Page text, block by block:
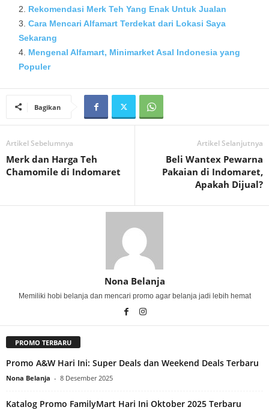
Rekomendasi Merk Teh Yang Enak Untuk Jualan
Cara Mencari Alfamart Terdekat dari Lokasi Saya
Sekarang
Mengenal Alfamart, Minimarket Asal Indonesia yang
Populer
Bagikan
Artikel Sebelumnya
Merk dan Harga Teh
Chamomile di Indomaret
Artikel Selanjutnya
Beli Wantex Pewarna
Pakaian di Indomaret,
Apakah Dijual?
Nona Belanja
Memiliki hobi belanja dan mencari promo agar belanja jadi lebih hemat
PROMO TERBARU
Promo A&W Hari Ini: Super Deals dan Weekend Deals Terbaru
Nona Belanja - 8 Desember 2025
Katalog Promo FamilyMart Hari Ini Oktober 2025 Terbaru